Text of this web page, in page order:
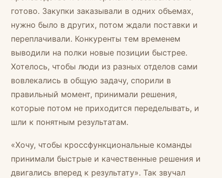
готово. Закупки заказывали в одних объемах,
нужно было в других, потом ждали поставки и
переплачивали. Конкуренты тем временем
выводили на полки новые позиции быстрее.
Хотелось, чтобы люди из разных отделов сами
вовлекались в общую задачу, спорили в
правильный момент, принимали решения,
которые потом не приходится переделывать, и
шли к понятным результатам.
«Хочу, чтобы кроссфункциональные команды
принимали быстрые и качественные решения и
двигались вперед к результату». Так звучал